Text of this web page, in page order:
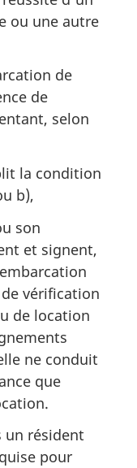
ou une autre
de
de
selon
la condition
b),
son
et signent,
vérification
de location
ne conduit
que
un résident
pour